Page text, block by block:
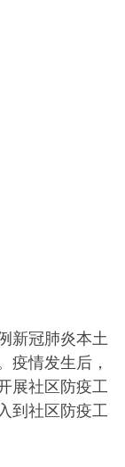
新冠肺炎本土
疫情发生后，
展社区防疫工
到社区防疫工